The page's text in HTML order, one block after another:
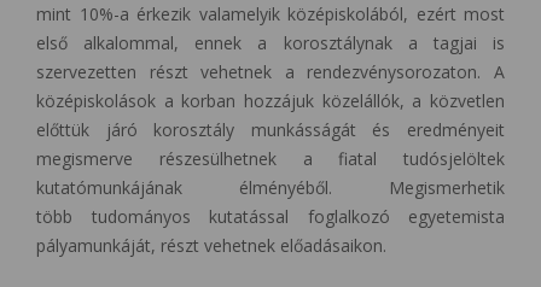
mint 10%-a érkezik valamelyik középiskolából, ezért most
első alkalommal, ennek a korosztálynak a tagjai is
szervezetten részt vehetnek a rendezvénysorozaton. A
középiskolások a korban hozzájuk közelállók, a közvetlen
előttük járó korosztály munkásságát és eredményeit
megismerve részesülhetnek a fiatal tudósjelöltek
kutatómunkájának élményéből. Megismerhetik
több tudományos kutatással foglalkozó egyetemista
pályamunkáját, részt vehetnek előadásaikon.